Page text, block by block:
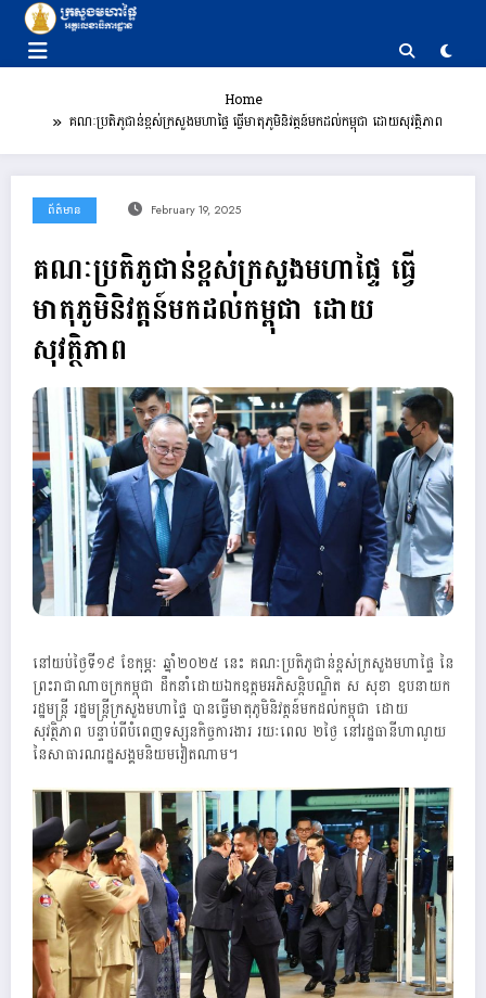
content
Home
គណៈប្រតិភូជាន់ខ្ពស់ក្រសួងមហាផ្ទៃ ធ្វើមាតុភូមិនិវត្តន៍មកដល់កម្ពុជា ដោយសុវត្ថិភាព
ព័ត៌មាន February 19, 2025
គណៈប្រតិភូជាន់ខ្ពស់ក្រសួងមហាផ្ទៃ ធ្វើ
មាតុភូមិនិវត្តន៍មកដល់កម្ពុជា ដោយ
សុវត្ថិភាព
នៅយប់ថ្ងៃទី១៩ ខែកុម្ភៈ ឆ្នាំ២០២៥ នេះ គណៈប្រតិភូជាន់ខ្ពស់ក្រសួងមហាផ្ទៃ នៃ
ព្រះរាជាណាចក្រកម្ពុជា ដឹកនាំដោយឯកឧត្តមអភិសន្តិបណ្ឌិត ស សុខា ឧបនាយក
រដ្ឋមន្ត្រី រដ្ឋមន្ត្រីក្រសួងមហាផ្ទៃ បានធ្វើមាតុភូមិនិវត្តន៍មកដល់កម្ពុជា ដោយ
សុវត្ថិភាព បន្ទាប់ពីបំពេញទស្សនកិច្ចការងារ រយៈពេល ២ថ្ងៃ នៅរដ្ឋធានីហាណូយ
នៃសាធារណរដ្ឋសង្គមនិយមវៀតណាម។